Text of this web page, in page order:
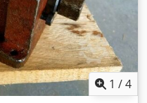
sistemas paternoster
/ Haenel, Electrolux,
y sistemas de
los sistemas Kardex
De Leeuw BV
Nassau Los Países
1 /4